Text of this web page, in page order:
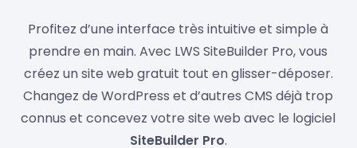
Profitez d’une interface très intuitive et simple à
prendre en main. Avec LWS SiteBuilder Pro, vous
créez un site web gratuit tout en glisser-déposer.
Changez de WordPress et d’autres CMS déjà trop
connus et concevez votre site web avec le logiciel
SiteBuilder Pro.